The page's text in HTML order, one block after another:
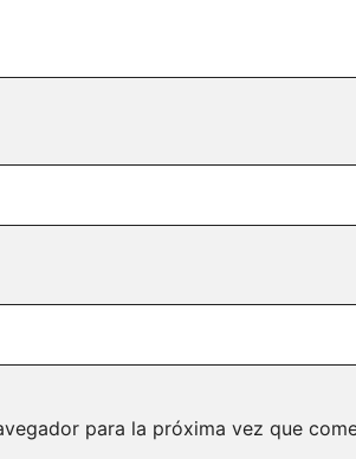
para la próxima vez que